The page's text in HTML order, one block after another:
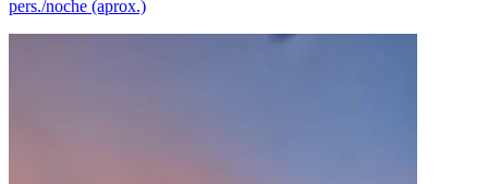
pers./noche (aprox.)